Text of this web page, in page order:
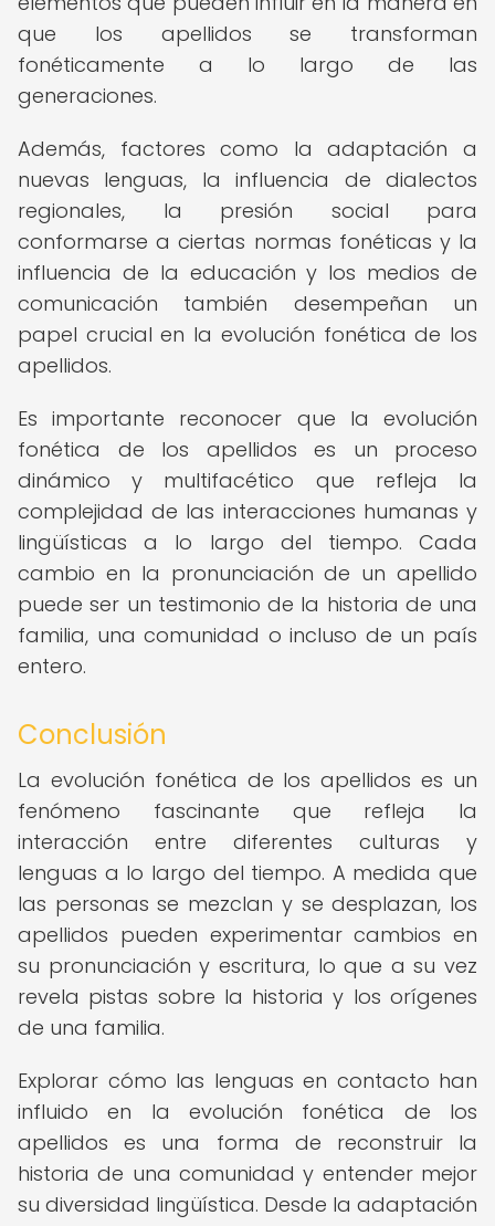
que los apellidos se transforman
fonéticamente a lo largo de las
generaciones.
Además, factores como la adaptación a
nuevas lenguas, la influencia de dialectos
regionales, la presión social para
conformarse a ciertas normas fonéticas y la
influencia de la educación y los medios de
comunicación también desempeñan un
papel crucial en la evolución fonética de los
apellidos.
Es importante reconocer que la evolución
fonética de los apellidos es un proceso
dinámico y multifacético que refleja la
complejidad de las interacciones humanas y
lingüísticas a lo largo del tiempo. Cada
cambio en la pronunciación de un apellido
puede ser un testimonio de la historia de una
familia, una comunidad o incluso de un país
entero.
Conclusión
La evolución fonética de los apellidos es un
fenómeno fascinante que refleja la
interacción entre diferentes culturas y
lenguas a lo largo del tiempo. A medida que
las personas se mezclan y se desplazan, los
apellidos pueden experimentar cambios en
su pronunciación y escritura, lo que a su vez
revela pistas sobre la historia y los orígenes
de una familia.
Explorar cómo las lenguas en contacto han
influido en la evolución fonética de los
apellidos es una forma de reconstruir la
historia de una comunidad y entender mejor
su diversidad lingüística. Desde la adaptación